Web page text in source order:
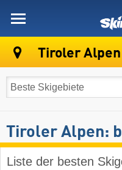
Tiroler Alpen
Tiroler Alpen:
Liste der besten